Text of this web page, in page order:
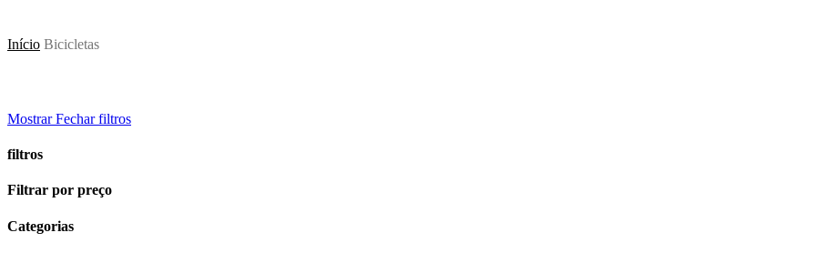
Início Bicicletas
Mostrar Fechar filtros
filtros
Close
Filtrar por preço
Categorias